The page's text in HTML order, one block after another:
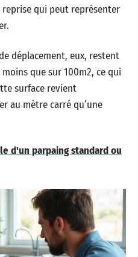
qui peut représenter
déplacement, eux, restent
que sur 100m2, ce qui
surface revient
au mètre carré qu’une
d'un parpaing standard ou